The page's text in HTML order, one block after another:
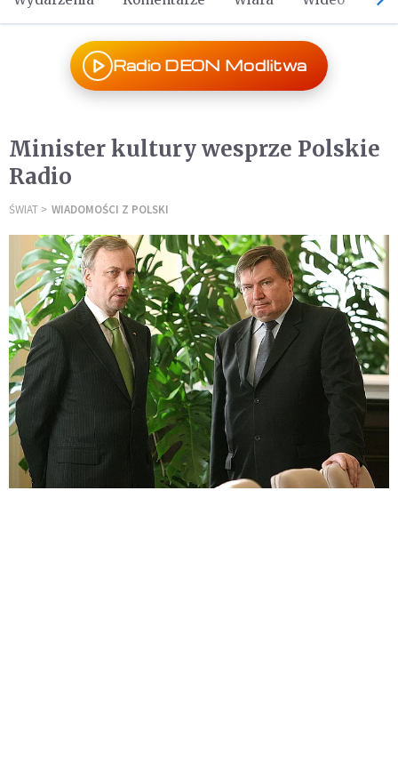
Radio DEON Modlitwa
Minister kultury wesprze Polskie
Radio
ŚWIAT WIADOMOŚCI Z POLSKI